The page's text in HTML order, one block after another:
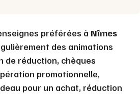
préférées à Nîmes
des animations
de réduction, chèques
promotionnelle,
pour un achat, réduction